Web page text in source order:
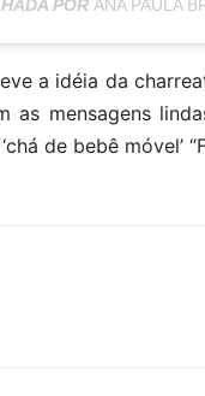
POR ANA PAULA
a idéia da
mensagens
de bebê móvel’